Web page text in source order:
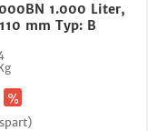
1.000 Liter,
mm Typ: B